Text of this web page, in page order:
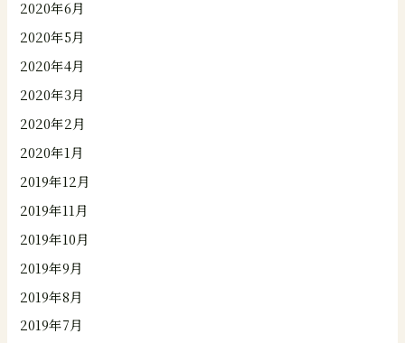
2020年6月
2020年5月
2020年4月
2020年3月
2020年2月
2020年1月
2019年12月
2019年11月
2019年10月
2019年9月
2019年8月
2019年7月